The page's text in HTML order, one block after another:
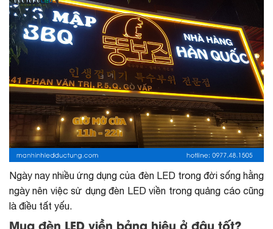
Ngày nay nhiều ứng dụng của đèn LED trong đời sống hằng
ngày nên việc sử dụng đèn LED viền trong quảng cáo cũng
là điều tất yếu.